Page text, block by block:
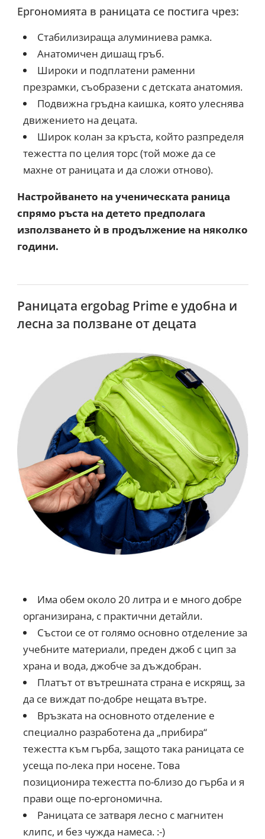
Ергономията в раницата се постига чрез:
Стабилизираща алуминиева рамка.
Анатомичен дишащ гръб.
Широки и подплатени раменни
презрамки, съобразени с детската анатомия.
Подвижна гръдна каишка, която улеснява
движението на децата.
Широк колан за кръста, който разпределя
тежестта по целия торс (той може да се
махне от раницата и да сложи отново).
Настройването на ученическата раница
спрямо ръста на детето предполага
използването ѝ в продължение на няколко
години.
Раницата ergobag Prime е удобна и
лесна за ползване от децата
Има обем около 20 литра и е много добре
организирана, с практични детайли.
Състои се от голямо основно отделение за
учебните материали, преден джоб с цип за
храна и вода, джобче за дъждобран.
Платът от вътрешната страна е искрящ, за
да се виждат по-добре нещата вътре.
Връзката на основното отделение е
специално разработена да „прибира“
тежестта към гърба, защото така раницата се
усеща по-лека при носене. Това
позиционира тежестта по-близо до гърба и я
прави още по-ергономична.
Раницата се затваря лесно с магнитен
клипс, и без чужда намеса. :-)